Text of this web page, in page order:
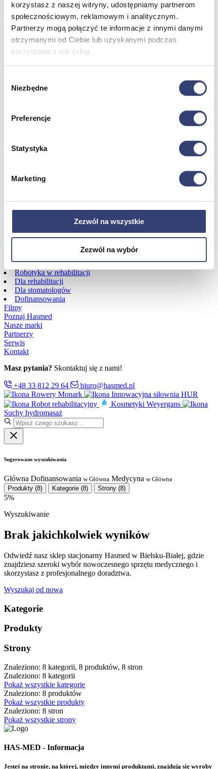
korzystasz z naszej witryny, udostępniamy partnerom
społecznościowym, reklamowym i analitycznym.
Partnerzy mogą połączyć te informacje z innymi danymi
otrzymanymi od Ciebie lub uzyskanymi podczas
korzystania z ich usług.
zgody
Niezbędne
Preferencje
Statystyka
Marketing
Zezwól na wszystkie
Zezwól na wybór
Fotele
Zobacz wszystko
Spa & Wellness
Wróć
Urządzenia
Zobacz wszystko
Wynajem
Wróć
Robot rehabilitacyjny ROBERT®
Robotyka w rehabilitacji
Dla rehabilitacji
Dla stomatologów
Dofinansowania
Filmy
Poznaj Hasmed
Nasze marki
Partnerzy
Serwis
Kontakt
Masz pytania? Skontaktuj się z nami!
+48 33 812 29 64
biuro@hasmed.pl
Rowery Monark
Innowacyjna siłownia HUR
Robot rehabilitacyjny
Kosmetyki Weyergans
Suchy hydromasaż
Sugerowane wyszukiwania
Główna Dofinansowania w Główna Medycyna w Główna
Produkty (8) Kategorie (8) Strony (8)
5%
Wyszukiwanie
Brak jakichkolwiek wyników
Odwiedź nasz sklep stacjonarny Hasmed w Bielsku-Białej, gdzie
znajdziesz szeroki wybór nowoczesnego sprzętu medycznego i
skorzystasz z profesjonalnego doradztwa.
Wyszukaj od nowa
Kategorie
Produkty
Strony
Znaleziono: 8 kategorii, 8 produktów, 8 stron
Znaleziono: 8 kategorii
Pokaż wszystkie kategorie
Znaleziono: 8 produktów
Pokaż wszystkie produkty
Znaleziono: 8 stron
Pokaż wszystkie strony
HAS-MED - Informacja
Jesteś na stronie, na której, między innymi produktami, znajdują się wyroby